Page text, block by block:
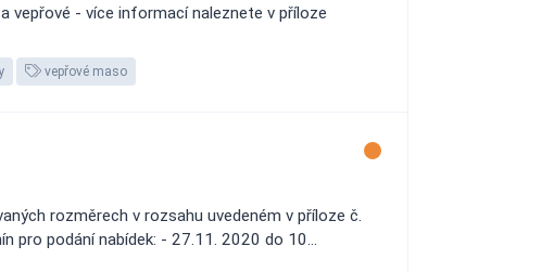
vepřové - více informací naleznete v příloze
vepřové maso
rozměrech v rozsahu uvedeném v příloze č.
pro podání nabídek: - 27.11. 2020 do 10...